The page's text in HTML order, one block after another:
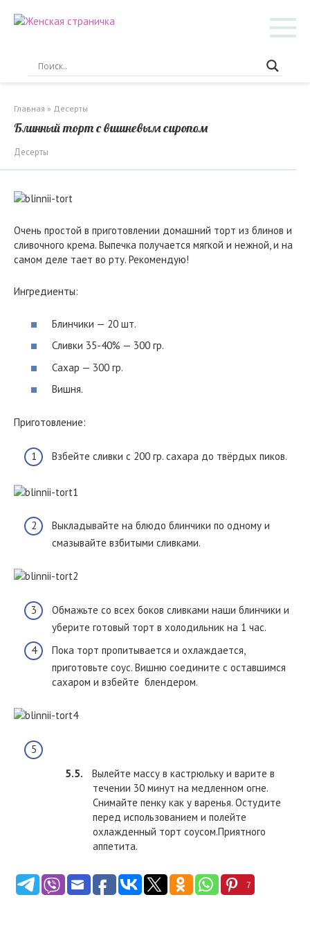
Главная » Десерты
Блинный торт с вишневым сиропом
Десерты
Очень простой в приготовлении домашний торт из блинов и
сливочного крема. Выпечка получается мягкой и нежной, и на
самом деле тает во рту. Рекомендую!
Ингредиенты:
Блинчики — 20 шт.
Сливки 35-40% — 300 гр.
Сахар — 300 гр.
Вишня.
Приготовление:
Взбейте сливки с 200 гр. сахара до твёрдых пиков.
Выкладывайте на блюдо блинчики по одному и
смазывайте взбитыми сливками.
Обмажьте со всех боков сливками наши блинчики и
уберите готовый торт в холодильник на 1 час.
Пока торт пропитывается и охлаждается,
приготовьте соус. Вишню соедините с оставшимся
сахаром и взбейте блендером.
Вылейте массу в кастрюльку и варите в
течении 30 минут на медленном огне.
Снимайте пенку как у варенья. Остудите
перед использованием и полейте
охлажденный торт соусом.Приятного
аппетита.
7